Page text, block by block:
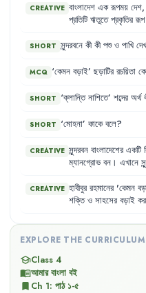
CREATIVE বাংলাদেশ এক রূপময় দেশ,
প্রতিটি ঋতুতে প্রকৃতির রূপ
হেমন্তে ধান পাকে ।
SHORT সুন্দরবনে কী কী পশু ও পাখি
MCQ ‘কেমন বড়াই’ ছড়াটির রচয়িতা কে
SHORT ‘ক্লান্তি নাশিতে’ শব্দের অর্থ
SHORT ‘মোহনা’ কাকে বলে?
CREATIVE সুন্দরবন বাংলাদেশের একটি
ম্যানগ্রোভ বন । এখানে
পাখি বাস করে।
CREATIVE হাবীবুর রহমানের 'কেমন
শক্তি ও সাহসের বড়াই
সবাই ভয়ে ঘরে খিল দিয়ে
লোকটি উইপোকা দেখে ভয়ে
EXPLORE THE CURRICULUM
schoolClass 4
menu_bookআমার বাংলা বই
bookmark Ch 1: পাঠ ১-৫